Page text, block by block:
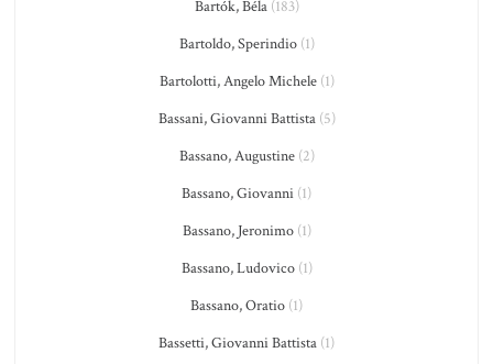
Bartók, Béla(183)
Bartoldo, Sperindio(1)
Bartolotti, Angelo Michele(1)
Bassani, Giovanni Battista(5)
Bassano, Augustine(2)
Bassano, Giovanni (1)
Bassano, Jeronimo(1)
Bassano, Ludovico(1)
Bassano, Oratio (1)
Bassetti, Giovanni Battista (1)